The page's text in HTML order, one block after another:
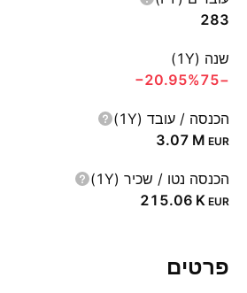
283
שנה (1Y)
−75
‪−20.95%‬
הכנסה / עובד (1Y)
‪3.07 M‬ EUR
הכנסה נטו / שכיר (1Y)
‪215.06 K‬ EUR
פרטים